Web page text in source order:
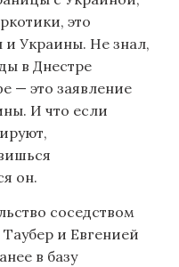
это
Украины. Не знал,
в Днестре
— это заявление
И что если
он.
соседством
и Евгенией
в базу